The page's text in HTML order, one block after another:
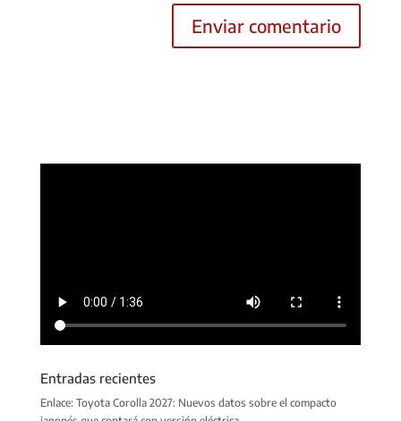
Entradas recientes
Enlace: Toyota Corolla 2027: Nuevos datos sobre el compacto